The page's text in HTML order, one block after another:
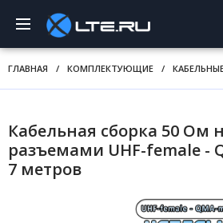
ГЛАВНАЯ / КОМПЛЕКТУЮЩИЕ /
Кабельная сборка 50 Ом
разъемами UHF-female -
7 метров